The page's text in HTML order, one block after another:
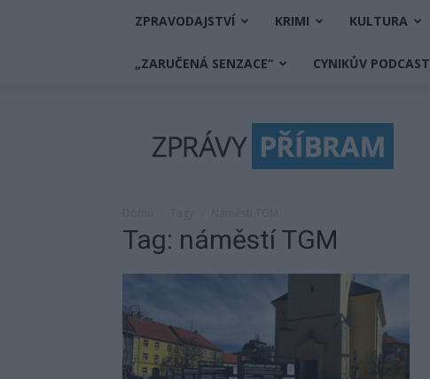
ZPRAVODAJSTVÍ KRIMI KULTURA
„ZARUČENÁ SENZACE“ CYNIKŮV PODCAST
Příbram
Tag: náměstí TGM